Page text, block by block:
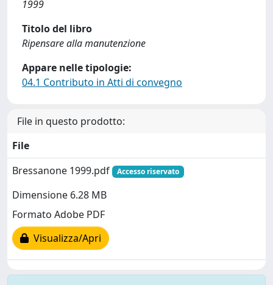
1999
Titolo del libro
Ripensare alla manutenzione
Appare nelle tipologie:
04.1 Contributo in Atti di convegno
File in questo prodotto:
File
Bressanone 1999.pdf
Accesso riservato
Dimensione 6.28 MB
Formato Adobe PDF
Visualizza/Apri